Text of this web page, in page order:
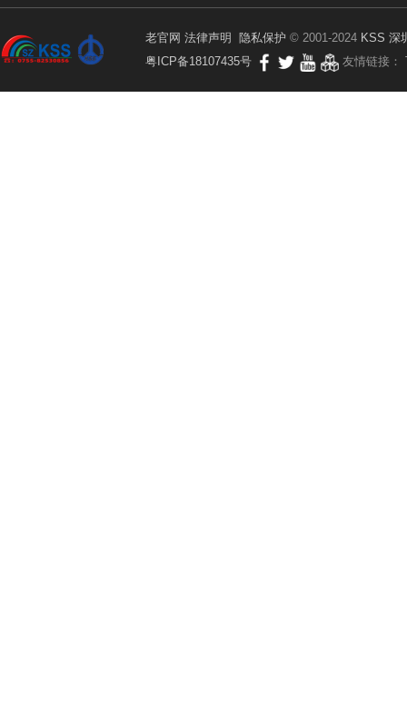
老官网 法律声明 隐私保护 © 2001-2024 KSS 深
粤ICP备18107435号
友情链接：